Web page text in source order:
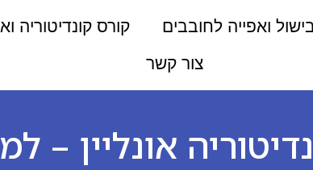
ואפייה לחובבים קורס קונדיטוריה
צור קשר
אונליין –